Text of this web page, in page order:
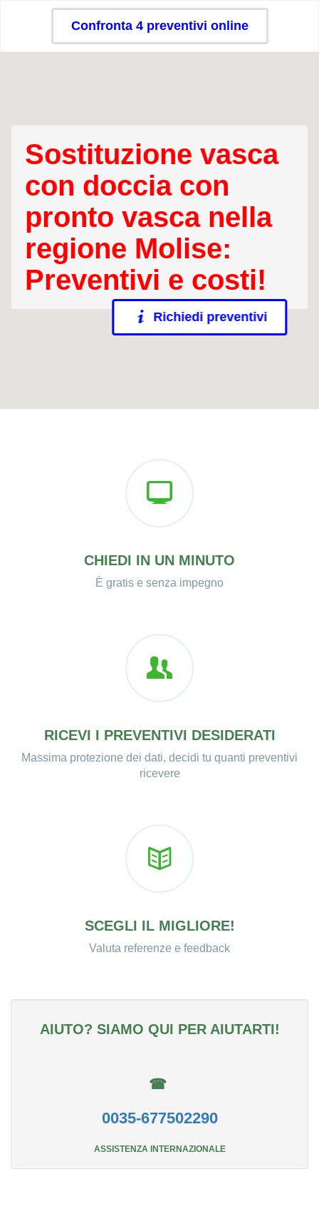
Confronta 4 preventivi online
Sostituzione vasca
con doccia con
pronto vasca nella
regione Molise:
Preventivi e costi!
Richiedi preventivi
CHIEDI IN UN MINUTO
È gratis e senza impegno
RICEVI I PREVENTIVI DESIDERATI
Massima protezione dei dati, decidi tu quanti preventivi
ricevere
SCEGLI IL MIGLIORE!
Valuta referenze e feedback
AIUTO? SIAMO QUI PER AIUTARTI!
☎
0035-677502290
ASSISTENZA INTERNAZIONALE